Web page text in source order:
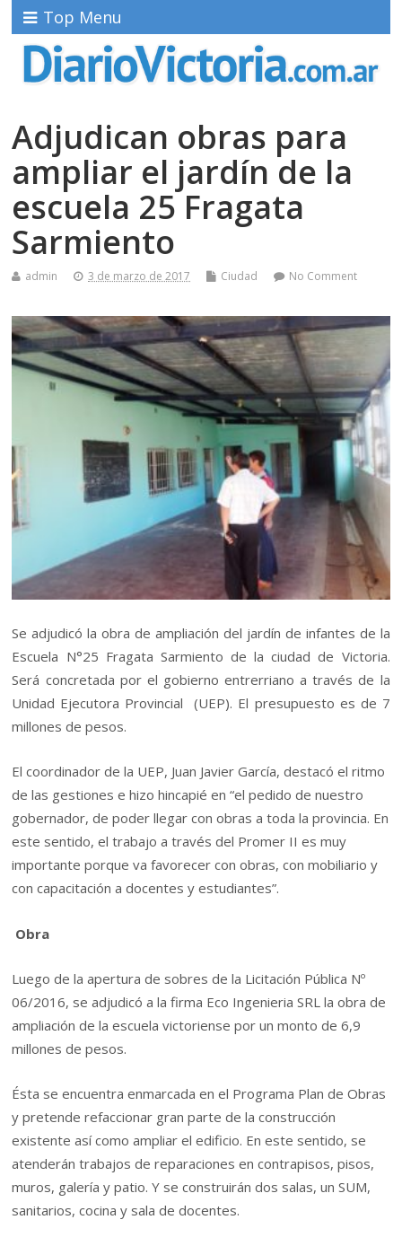
Top Menu
Adjudican obras para
ampliar el jardín de la
escuela 25 Fragata
Sarmiento
admin 3 de marzo de 2017 Ciudad No Comment
Se adjudicó la obra de ampliación del jardín de infantes de la
Escuela N°25 Fragata Sarmiento de la ciudad de Victoria.
Será concretada por el gobierno entrerriano a través de la
Unidad Ejecutora Provincial (UEP). El presupuesto es de 7
millones de pesos.
El coordinador de la UEP, Juan Javier García, destacó el ritmo
de las gestiones e hizo hincapié en “el pedido de nuestro
gobernador, de poder llegar con obras a toda la provincia. En
este sentido, el trabajo a través del Promer II es muy
importante porque va favorecer con obras, con mobiliario y
con capacitación a docentes y estudiantes”.
Obra
Luego de la apertura de sobres de la Licitación Pública Nº
06/2016, se adjudicó a la firma Eco Ingenieria SRL la obra de
ampliación de la escuela victoriense por un monto de 6,9
millones de pesos.
Ésta se encuentra enmarcada en el Programa Plan de Obras
y pretende refaccionar gran parte de la construcción
existente así como ampliar el edificio. En este sentido, se
atenderán trabajos de reparaciones en contrapisos, pisos,
muros, galería y patio. Y se construirán dos salas, un SUM,
sanitarios, cocina y sala de docentes.